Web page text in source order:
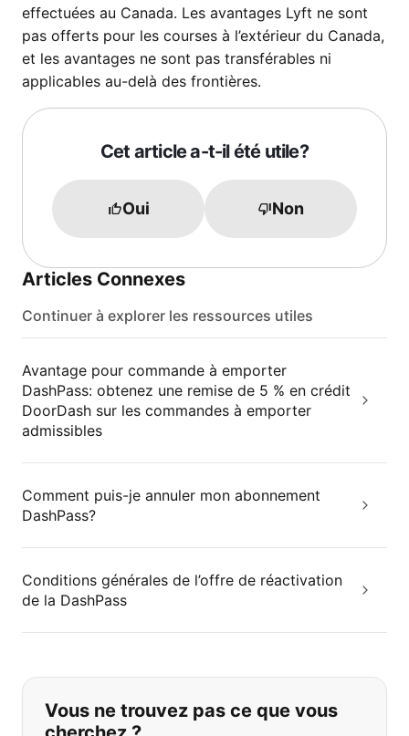
effectuées au Canada. Les avantages Lyft ne sont
pas offerts pour les courses à l’extérieur du Canada,
et les avantages ne sont pas transférables ni
applicables au-delà des frontières.
Cet article a-t-il été utile?
Oui Non
Articles Connexes
Continuer à explorer les ressources utiles
Avantage pour commande à emporter
DashPass: obtenez une remise de 5 % en crédit
DoorDash sur les commandes à emporter
admissibles
Comment puis-je annuler mon abonnement
DashPass?
Conditions générales de l’offre de réactivation
de la DashPass
Si vous ne trouvez pas ce que vous
Vous ne trouvez pas ce que vous